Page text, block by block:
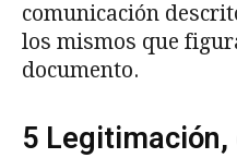
comunicación
los mismos que
documento.
5